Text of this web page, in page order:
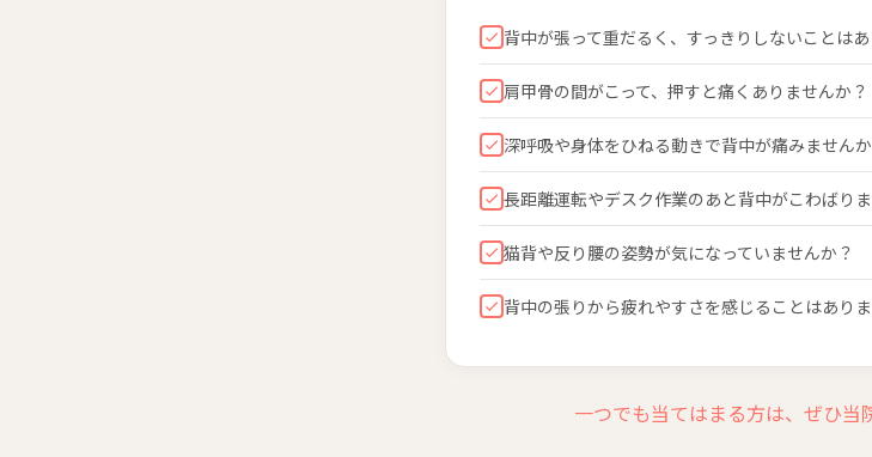
背中が張って重だるく、すっきりしないことは
肩甲骨の間がこって、押すと痛くありませんか？
深呼吸や身体をひねる動きで背中が痛みませんか
長距離運転やデスク作業のあと背中がこわばり
猫背や反り腰の姿勢が気になっていませんか？
背中の張りから疲れやすさを感じることはあり
一つでも当てはまる方は、ぜひ当